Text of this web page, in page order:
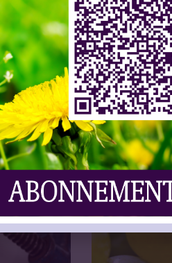
of gehoord
maar
Bijna 45
brouwer
Corona, inf ...
VAKNIEUWS